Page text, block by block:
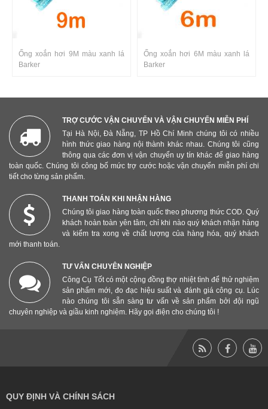
Ống xoắn hơi 9M màu xanh lá
Barker
Ống xoắn hơi 6M màu xanh lá
Barker
TRỢ CƯỚC VẬN CHUYỂN VÀ VẬN CHUYỂN MIỄN PHÍ
Tại Hà Nội, Đà Nẵng, TP Hồ Chí Minh chúng tôi có nhiều
hình thức giao hàng nội thành khác nhau. Chúng tôi cũng
thông qua các đơn vị vận chuyển uy tín khác để giao hàng
toàn quốc. Chúng tôi công bố mức trợ cước hoặc vận chuyển miễn phí chi
tiết cho từng sản phẩm.
THANH TOÁN KHI NHẬN HÀNG
Chúng tôi giao hàng toàn quốc theo phương thức COD. Quý
khách hoàn toàn yên tâm, chỉ khi nào quý khách nhận hàng
và kiểm tra xong về chất lượng của hàng hóa, quý khách
mới thanh toán.
TƯ VẤN CHUYÊN NGHIỆP
Công Cụ Tốt có một cộng đồng thợ nhiệt tình để thử nghiệm
sản phẩm mới, đo đạc hiệu suất và đánh giá công cụ. Lúc
nào chúng tôi sẵn sàng tư vấn về sản phẩm bởi đội ngũ
chuyên nghiệp và giầu kinh nghiệm. Hãy gọi điện cho chúng tôi !
QUY ĐỊNH VÀ CHÍNH SÁCH